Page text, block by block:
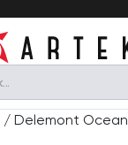
/ Delemont Ocean